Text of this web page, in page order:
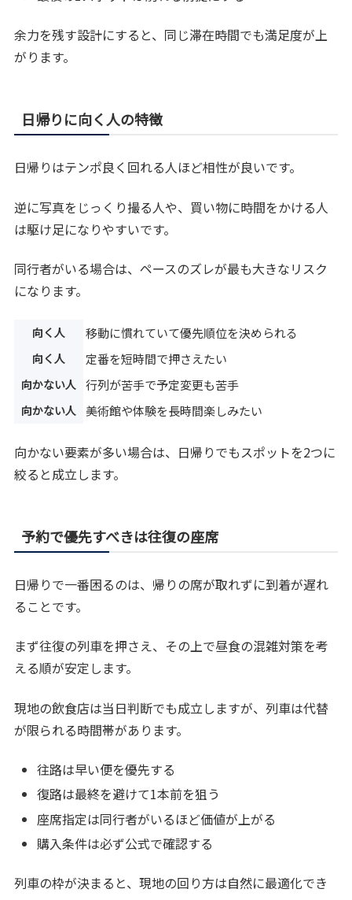
余力を残す設計にすると、同じ滞在時間でも満足度が上
がります。
日帰りに向く人の特徴
日帰りはテンポ良く回れる人ほど相性が良いです。
逆に写真をじっくり撮る人や、買い物に時間をかける人
は駆け足になりやすいです。
同行者がいる場合は、ペースのズレが最も大きなリスク
になります。
向く人 移動に慣れていて優先順位を決められる
向く人 定番を短時間で押さえたい
向かない人 行列が苦手で予定変更も苦手
向かない人 美術館や体験を長時間楽しみたい
向かない要素が多い場合は、日帰りでもスポットを2つに
絞ると成立します。
予約で優先すべきは往復の座席
日帰りで一番困るのは、帰りの席が取れずに到着が遅れ
ることです。
まず往復の列車を押さえ、その上で昼食の混雑対策を考
える順が安定します。
現地の飲食店は当日判断でも成立しますが、列車は代替
が限られる時間帯があります。
往路は早い便を優先する
復路は最終を避けて1本前を狙う
座席指定は同行者がいるほど価値が上がる
購入条件は必ず公式で確認する
列車の枠が決まると、現地の回り方は自然に最適化でき